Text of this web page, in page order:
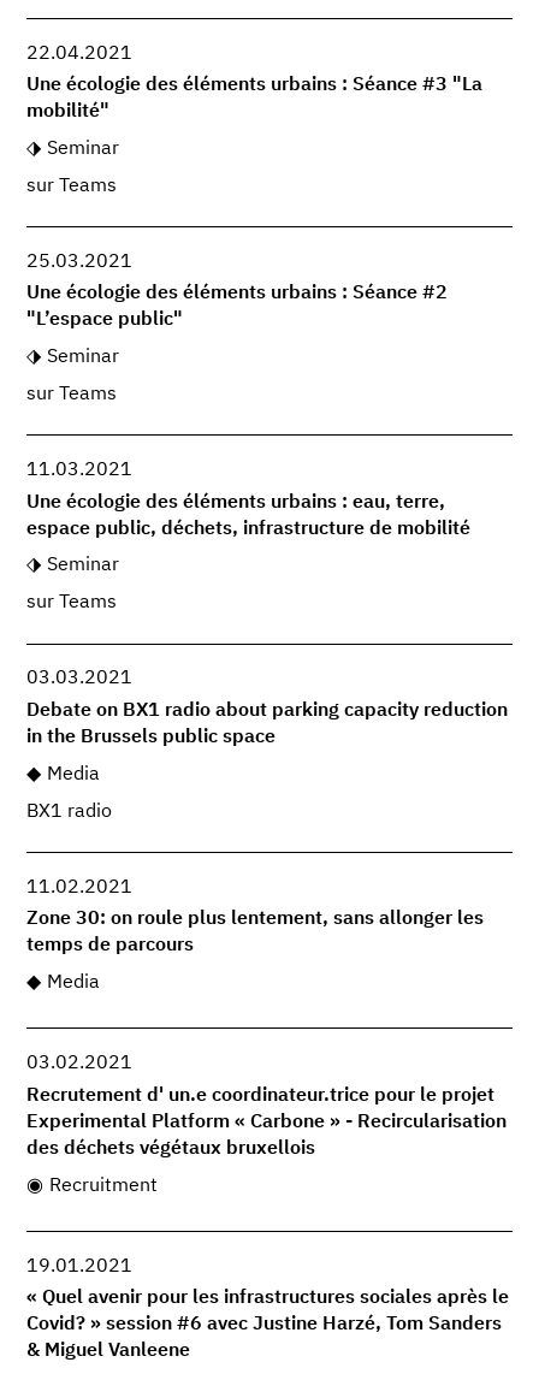
22.04.2021
Une écologie des éléments urbains : Séance #3 "La
mobilité"
Seminar
sur Teams
25.03.2021
Une écologie des éléments urbains : Séance #2
"L’espace public"
Seminar
sur Teams
11.03.2021
Une écologie des éléments urbains : eau, terre,
espace public, déchets, infrastructure de mobilité
Seminar
sur Teams
03.03.2021
Debate on BX1 radio about parking capacity reduction
in the Brussels public space
Media
BX1 radio
11.02.2021
Zone 30: on roule plus lentement, sans allonger les
temps de parcours
Media
03.02.2021
Recrutement d' un.e coordinateur.trice pour le projet
Experimental Platform « Carbone » - Recircularisation
des déchets végétaux bruxellois
Recruitment
19.01.2021
« Quel avenir pour les infrastructures sociales après le
Covid? » session #6 avec Justine Harzé, Tom Sanders
& Miguel Vanleene